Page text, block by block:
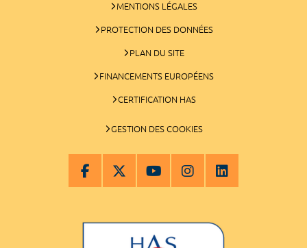
MENTIONS LÉGALES
PROTECTION DES DONNÉES
PLAN DU SITE
FINANCEMENTS EUROPÉENS
CERTIFICATION HAS
GESTION DES COOKIES